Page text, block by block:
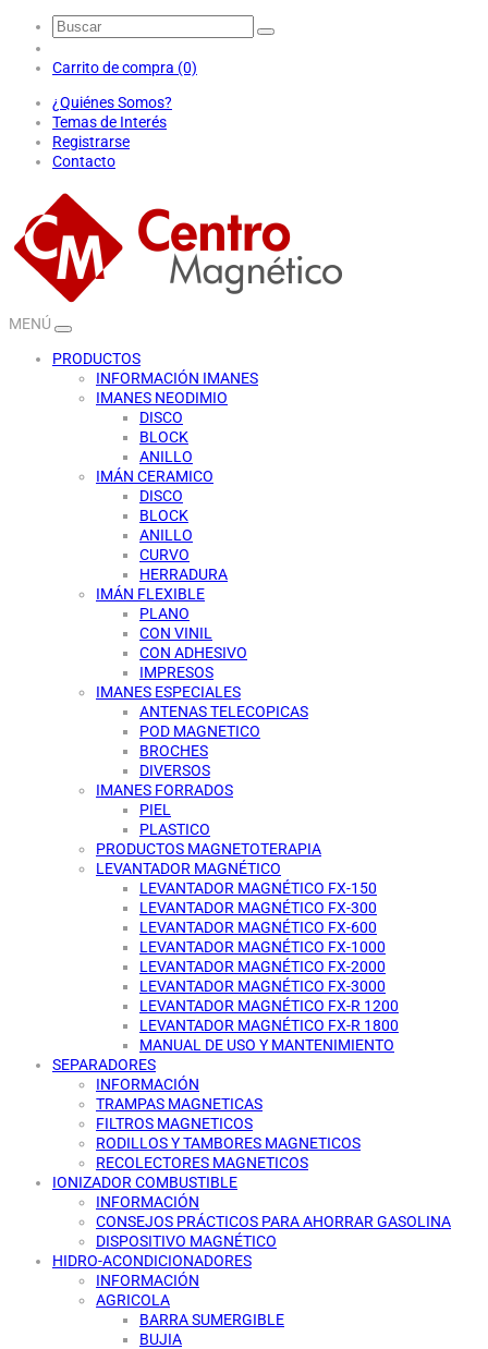
Carrito de compra (0)
¿Quiénes Somos?
Temas de Interés
Registrarse
Contacto
MENÚ
PRODUCTOS
INFORMACIÓN IMANES
IMANES NEODIMIO
DISCO
BLOCK
ANILLO
IMÁN CERAMICO
DISCO
BLOCK
ANILLO
CURVO
HERRADURA
IMÁN FLEXIBLE
PLANO
CON VINIL
CON ADHESIVO
IMPRESOS
IMANES ESPECIALES
ANTENAS TELECOPICAS
POD MAGNETICO
BROCHES
DIVERSOS
IMANES FORRADOS
PIEL
PLASTICO
PRODUCTOS MAGNETOTERAPIA
LEVANTADOR MAGNÉTICO
LEVANTADOR MAGNÉTICO FX-150
LEVANTADOR MAGNÉTICO FX-300
LEVANTADOR MAGNÉTICO FX-600
LEVANTADOR MAGNÉTICO FX-1000
LEVANTADOR MAGNÉTICO FX-2000
LEVANTADOR MAGNÉTICO FX-3000
LEVANTADOR MAGNÉTICO FX-R 1200
LEVANTADOR MAGNÉTICO FX-R 1800
MANUAL DE USO Y MANTENIMIENTO
SEPARADORES
INFORMACIÓN
TRAMPAS MAGNETICAS
FILTROS MAGNETICOS
RODILLOS Y TAMBORES MAGNETICOS
RECOLECTORES MAGNETICOS
IONIZADOR COMBUSTIBLE
INFORMACIÓN
CONSEJOS PRÁCTICOS PARA AHORRAR GASOLINA
DISPOSITIVO MAGNÉTICO
HIDRO-ACONDICIONADORES
INFORMACIÓN
AGRICOLA
BARRA SUMERGIBLE
BUJIA